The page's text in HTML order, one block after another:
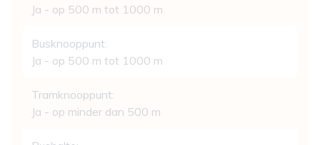
Ja - op 500 m tot 1000 m
Busknooppunt:
Ja - op 500 m tot 1000 m
Tramknooppunt:
Ja - op minder dan 500 m